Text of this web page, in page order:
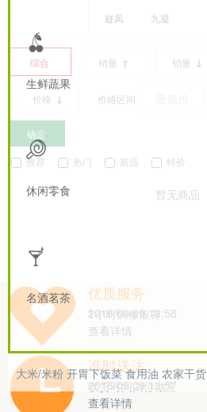
生鲜蔬果
休闲零食
名酒茗茶
大米/米粉 开胃下饭菜 食用油 农家干货
嶷凤
九凝
综合 销量 销量
价格 价格区间
确定
推荐 热门 新品 特价
暂无商品
优质服务
2016/09/09 13:58
1小时快修服务
查看详情
准时送达
2016/09/09 13:57
收货时间由你做主
查看详情